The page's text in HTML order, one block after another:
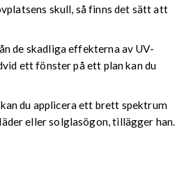
skull, så finns det sätt att
de skadliga effekterna av UV-
ett fönster på ett plan kan du
du applicera ett brett spektrum
eller solglasögon, tillägger han.